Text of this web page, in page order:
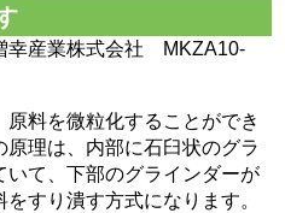
幸産業株式会社 MKZA10-
料を微粒化することができ
理は、内部に石臼状のグラ
て、下部のグラインダーが
すり潰す方式になります。